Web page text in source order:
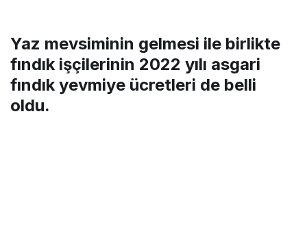
Yaz mevsiminin gelmesi ile birlikte
fındık işçilerinin 2022 yılı asgari
fındık yevmiye ücretleri de belli
oldu.